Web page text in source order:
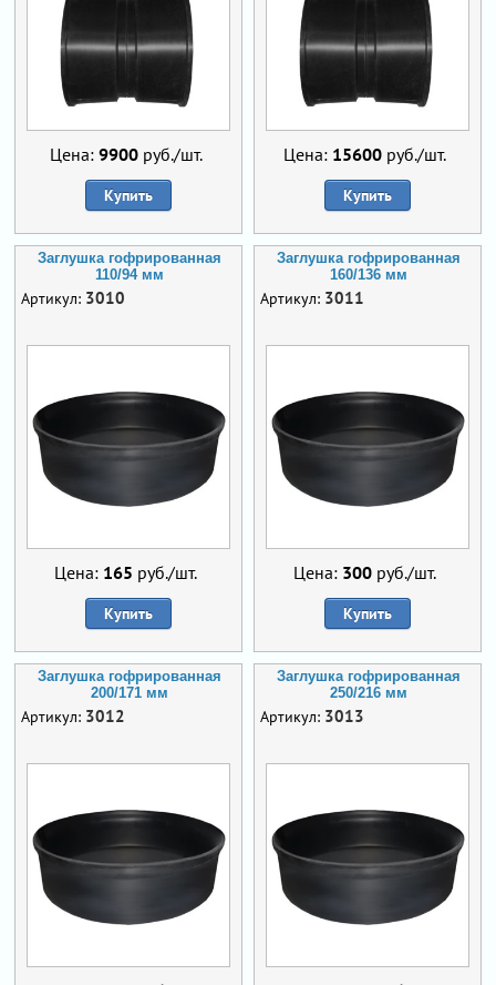
Цена: 9900руб./шт.
Купить
Цена: 15600 руб./шт.
Купить
Заглушка гофрированная
110/94 мм
Артикул: 3010
Цена: 165 руб./шт.
Купить
Заглушка гофрированная
160/136 мм
Артикул: 3011
Цена: 300 руб./шт.
Купить
Заглушка гофрированная
200/171 мм
Артикул: 3012
Заглушка гофрированная
250/216 мм
Артикул: 3013